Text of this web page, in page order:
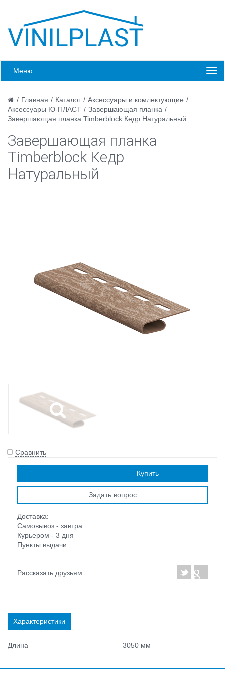
Меню
/ Главная / Каталог / Аксессуары и комлектующие /
Аксессуары Ю-ПЛАСТ / Завершающая планка /
Завершающая планка Timberblock Кедр Натуральный
Завершающая планка
Timberblock Кедр
Натуральный
Сравнить
Купить
Задать вопрос
Доставка:
Самовывоз - завтра
Курьером - 3 дня
Пункты выдачи
Рассказать друзьям:
Характеристики
Длина 3050 мм